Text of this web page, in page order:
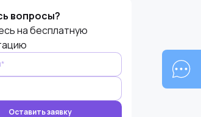
вопросы?
на бесплатную